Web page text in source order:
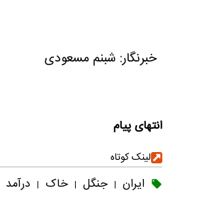
خبرنگار: شبنم مسعودی
انتهای پیام
لینک کوتاه
ایران | جنگل | خاک | درآمد